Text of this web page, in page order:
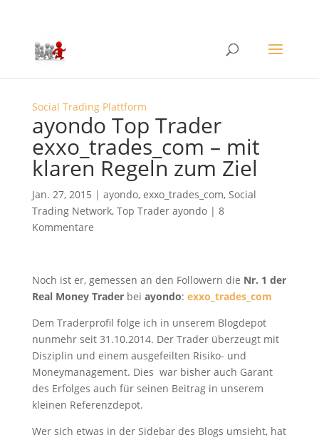
Social Trading Plattform
ayondo Top Trader
exxo_trades_com – mit
klaren Regeln zum Ziel
Jan. 27, 2015 | ayondo, exxo_trades_com, Social
Trading Network, Top Trader ayondo| 8
Kommentare
Noch ist er, gemessen an den Followern die Nr. 1 der
Real Money Traderbei ayondo: exxo_trades_com
Dem Traderprofil folge ich in unserem Blogdepot
nunmehr seit 31.10.2014. Der Trader überzeugt mit
Disziplin und einem ausgefeilten Risiko- und
Moneymanagement. Dies war bisher auch Garant
des Erfolges auch für seinen Beitrag in unserem
kleinen Referenzdepot.
Wer sich etwas in der Sidebar des Blogs umsieht, hat